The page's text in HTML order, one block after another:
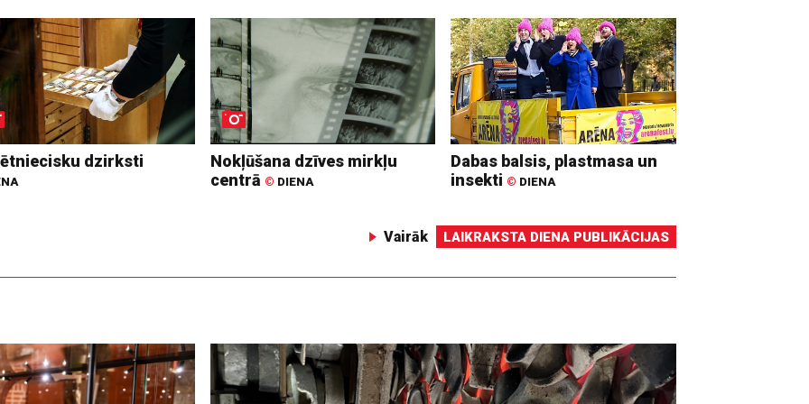
dzirksti
Nokļūšana dzīves mirkļu
centrā © DIENA
Dabas balsis, plastmasa un
insekti © DIENA
Vairāk LAIKRAKSTA DIENA PUBLIKĀCIJAS